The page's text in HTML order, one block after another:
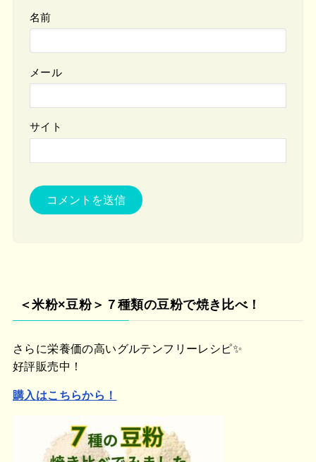
名前
メール
サイト
＜米粉×豆粉＞７種類の豆粉で焼き比べ！
さらに栄養価の高いグルテンフリーレシピ✨
好評販売中！
購入はこちらから！